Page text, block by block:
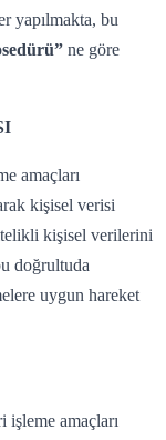
yapılmakta, bu
ne göre
amaçları
kişisel verisi
kişisel verilerini
doğrultuda
uygun hareket
amaçları